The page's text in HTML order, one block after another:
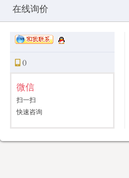
微信小程序
媒体宣传部：0.00024795532226562
Copyright © 2010-2026 All Rights
在线询价
()
微信
扫一扫
快速咨询